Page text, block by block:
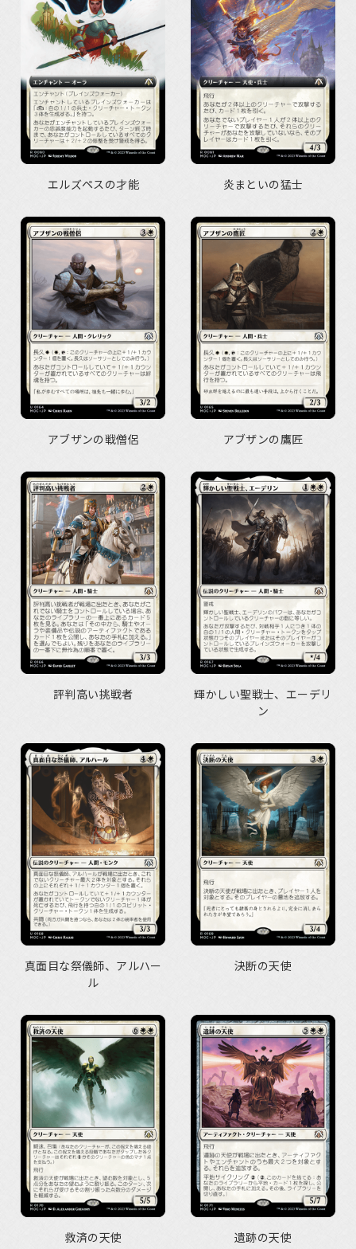
エルズペスの才能 炎まといの猛士
アブザンの戦僧侶 アブザンの鷹匠
評判高い挑戦者
輝かしい聖戦士、エーデリ
ン
真面目な祭儀師、アルハー
ル
決断の天使
救済の天使 遺跡の天使